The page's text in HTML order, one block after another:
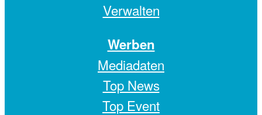
Verwalten
Werben
Mediadaten
Top News
Top Event